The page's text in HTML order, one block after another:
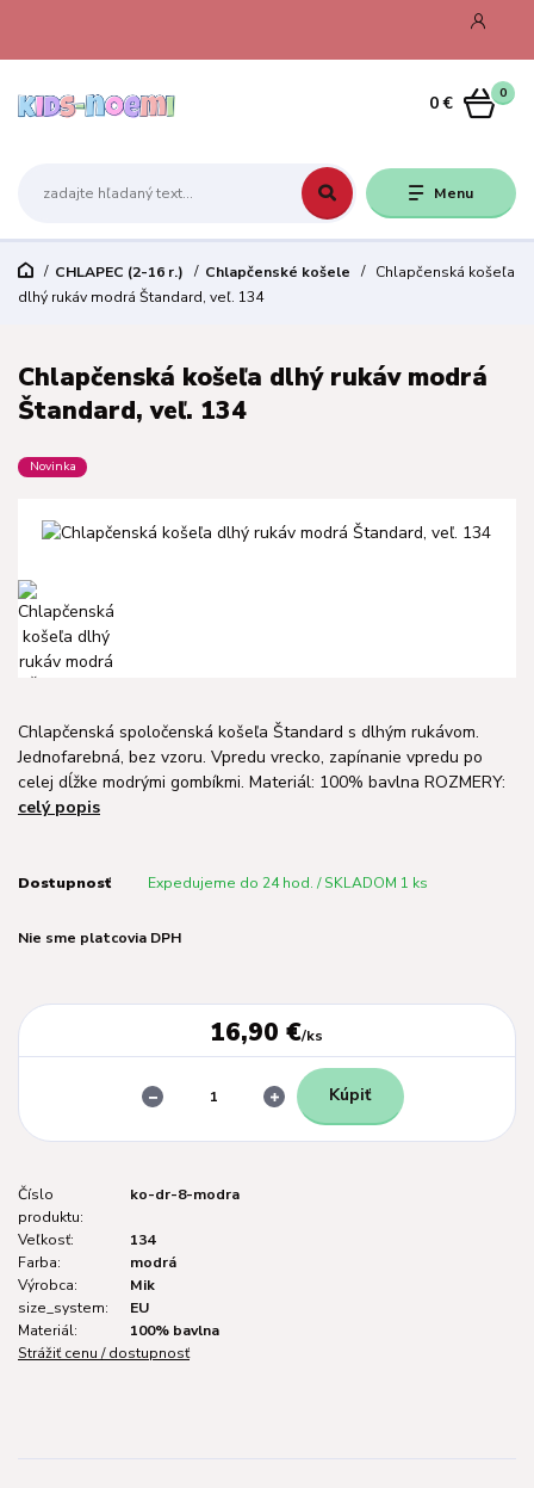
Menu
0
0 €
CHLAPEC (2-16 r.) Chlapčenské košele
Chlapčenská košeľa
dlhý rukáv modrá Štandard, veľ. 134
Chlapčenská košeľa dlhý rukáv modrá
Štandard, veľ. 134
Novinka
Chlapčenská spoločenská košeľa Štandard s dlhým rukávom.
Jednofarebná, bez vzoru. Vpredu vrecko, zapínanie vpredu po
celej dĺžke modrými gombíkmi. Materiál: 100% bavlna ROZMERY:
celý popis
Dostupnosť Expedujeme do 24 hod. / SKLADOM 1 ks
Nie sme platcovia DPH
16,90 €/ks
Kúpiť
Číslo
produktu:
ko-dr-8-modra
Veľkosť:
134
Farba:
modrá
Výrobca:
Mik
size_system:
EU
Materiál:
100% bavlna
Strážiť cenu / dostupnosť